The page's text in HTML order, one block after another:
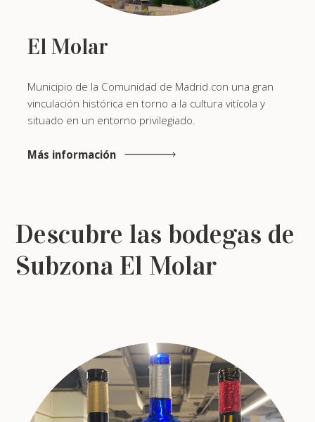
El Molar
Municipio de la Comunidad de Madrid con una gran
vinculación histórica en torno a la cultura vitícola y
situado en un entorno privilegiado.
Más información
Descubre las bodegas de
Subzona El Molar